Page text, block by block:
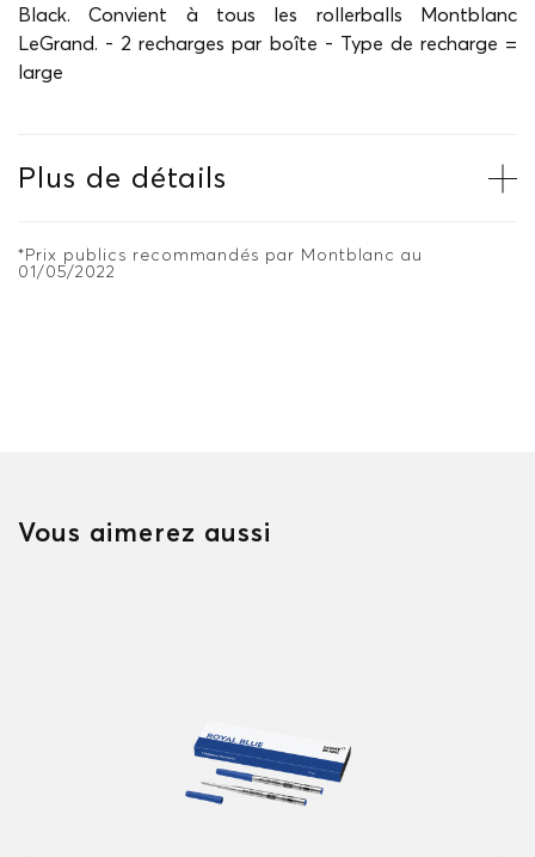
Black. Convient à tous les rollerballs Montblanc
LeGrand. - 2 recharges par boîte - Type de recharge =
large
Plus de détails
*Prix publics recommandés par Montblanc au
01/05/2022
Vous aimerez aussi